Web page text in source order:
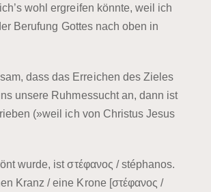
wohl ergreifen könnte, weil ich
Berufung Gottes nach oben in
dass das Erreichen des Zieles
unsere Ruhmessucht an, dann ist
(»weil ich von Christus Jesus
wurde, ist στέφανος / stéphanos.
Kranz / eine Krone [στέφανος /